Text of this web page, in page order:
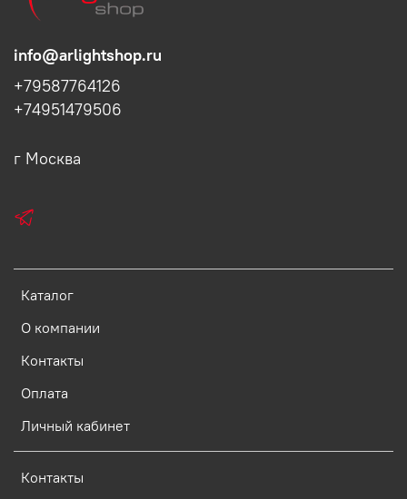
Каталог
О компании
Контакты
Оплата
Личный кабинет
Контакты
info@arlightshop.ru
+79587764126
+74951479506
г Москва